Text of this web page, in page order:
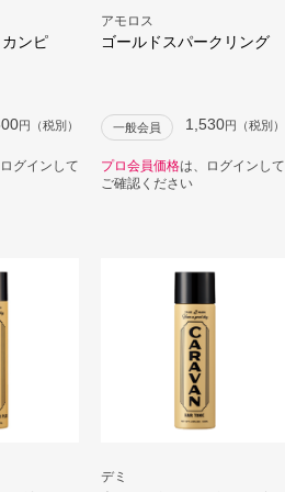
ンピ
円（税別）
グインして
アモロス
ゴールドスパークリング
一般会員 1,530円（税別）
プロ会員価格は、ログインして
ご確認ください
デミ